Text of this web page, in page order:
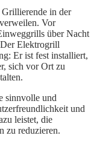
Grillierende in der
Vor
über Nacht
Der Elektrogrill
Er ist fest installiert,
sich vor Ort zu
sinnvolle und
und
leistet, die
zu reduzieren.